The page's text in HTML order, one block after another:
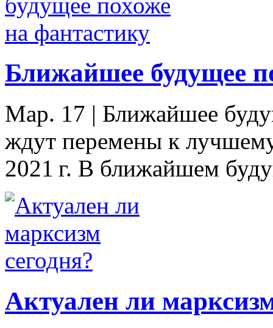
Ближайшее будущее
Мар. 17 | Ближайшее
ждут перемены к
2021 г. В ближайшем
Актуален ли